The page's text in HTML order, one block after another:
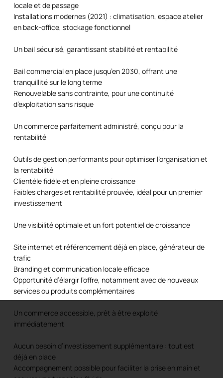
locale et de passage
Installations modernes (2021) : climatisation, espace atelier
en back-office, stockage fonctionnel
Un bail sécurisé, garantissant stabilité et rentabilité
Bail commercial en place jusqu’en 2030, offrant une
tranquillité sur le long terme
Renouvelable sans contrainte, pour une continuité
d’exploitation sans risque
Un commerce parfaitement administré, conçu pour la
rentabilité
Outils de gestion performants pour optimiser l’organisation et
la rentabilité
Clientèle fidèle et en pleine croissance
Faibles charges et rentabilité prouvée, idéal pour un premier
investissement
Une visibilité optimale et un fort potentiel de croissance
Site internet et référencement déjà en place, générateur de
trafic
Branding et communication locale efficace
Opportunité d’élargir l’offre, notamment avec de nouveaux
services ou produits complémentaires
Un commerce accessible, prêt à être exploité
immédiatement
Aucun besoin d’investissement supplémentaire : tout est
déjà en place
Accompagnement possible pour faciliter la prise en main et